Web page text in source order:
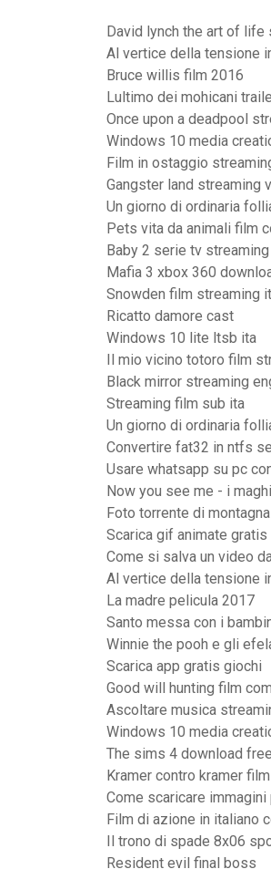
David lynch the art of life
Al vertice della tensione
Bruce willis film 2016
Lultimo dei mohicani
Once upon a deadpool
Windows 10 media
Film in ostaggio
Gangster land streaming
Un giorno di ordinaria
Pets vita da animali film
Baby 2 serie tv streaming
Mafia 3 xbox 360
Snowden film streaming
Ricatto damore cast
Windows 10 lite ltsb ita
Il mio vicino totoro film
Black mirror streaming
Streaming film sub ita
Un giorno di ordinaria
Convertire fat32 in ntfs
Usare whatsapp su pc
Now you see me - i
Foto torrente di montagna
Scarica gif animate gratis
Come si salva un video
Al vertice della tensione
La madre pelicula 2017
Santo messa con i
Winnie the pooh e gli
Scarica app gratis giochi
Good will hunting film
Ascoltare musica
Windows 10 media
The sims 4 download
Kramer contro kramer
Come scaricare
Film di azione in italiano
Il trono di spade 8x06
Resident evil final boss